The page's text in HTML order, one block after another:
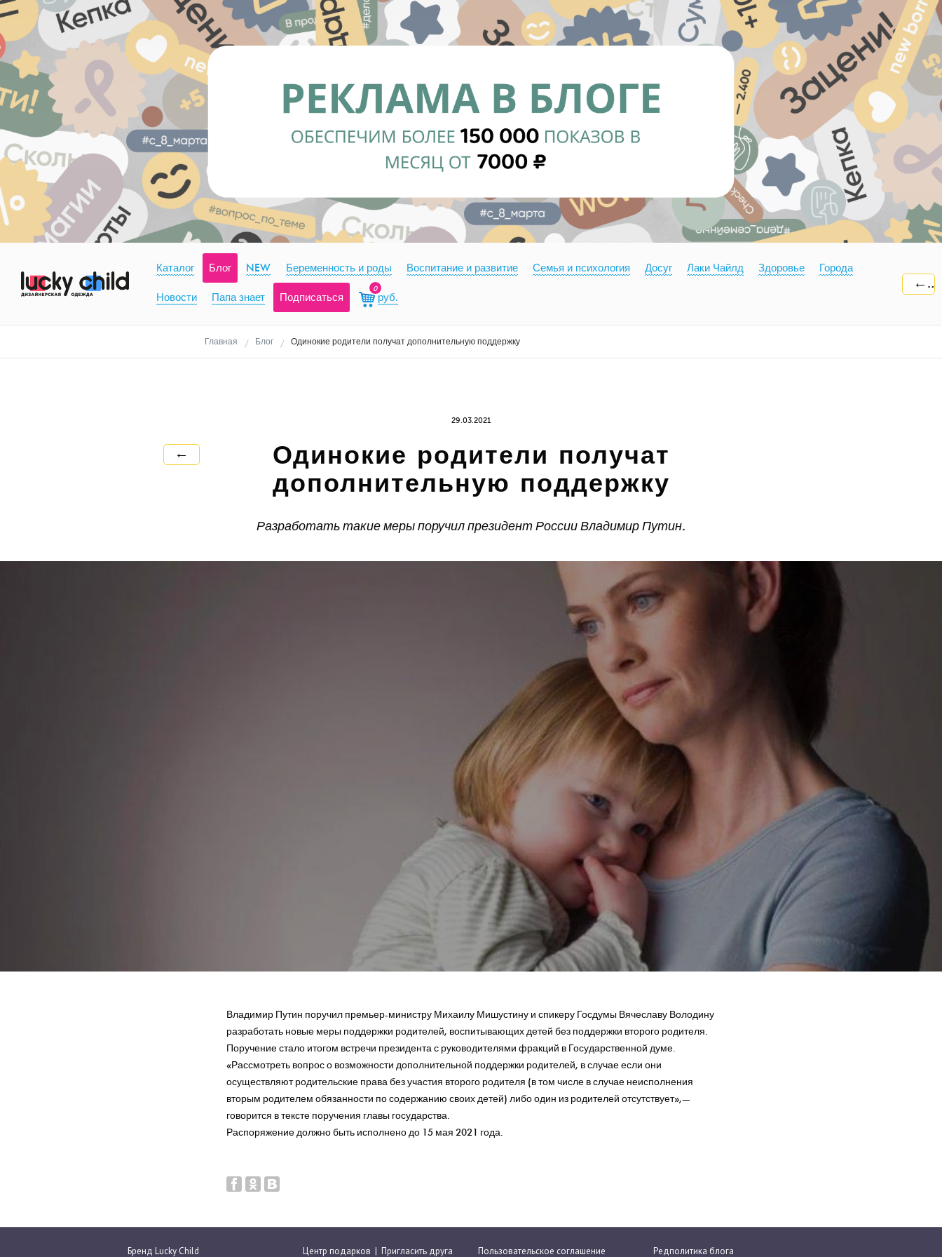
Каталог Блог NEW Беременность и роды Воспитание и развитие Семья и психология Досуг Лаки Чайлд Здоровье Города
Новости Папа знает Подписаться
0
руб.
←
Главная Блог Одинокие родители получат дополнительную поддержку
←
29.03.2021
Одинокие родители получат
дополнительную поддержку
Разработать такие меры поручил президент России Владимир Путин.
Владимир Путин поручил премьер-министру Михаилу Мишустину и спикеру Госдумы Вячеславу Володину
разработать новые меры поддержки родителей, воспитывающих детей без поддержки второго родителя.
Поручение стало итогом встречи президента с руководителями фракций в Государственной думе.
«Рассмотреть вопрос о возможности дополнительной поддержки родителей, в случае если они
осуществляют родительские права без участия второго родителя (в том числе в случае неисполнения
вторым родителем обязанности по содержанию своих детей) либо один из родителей отсутствует»,—
говорится в тексте поручения главы государства.
Распоряжение должно быть исполнено до 15 мая 2021 года.
Бренд Lucky Child Центр подарков | Пригласить друга Пользовательское соглашение Редполитика блога